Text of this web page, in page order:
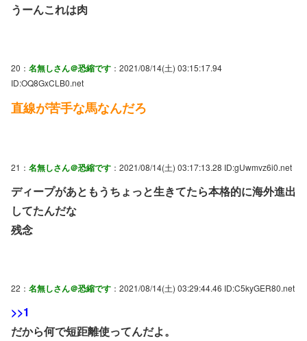
うーんこれは肉
20： 名無しさん＠恐縮です ：2021/08/14(土) 03:15:17.94
ID:OQ8GxCLB0.net
直線が苦手な馬なんだろ
21： 名無しさん＠恐縮です ：2021/08/14(土) 03:17:13.28 ID:gUwmvz6i0.net
ディープがあともうちょっと生きてたら本格的に海外進出
してたんだな
残念
22： 名無しさん＠恐縮です ：2021/08/14(土) 03:29:44.46 ID:C5kyGER80.net
>>1
だから何で短距離使ってんだよ。